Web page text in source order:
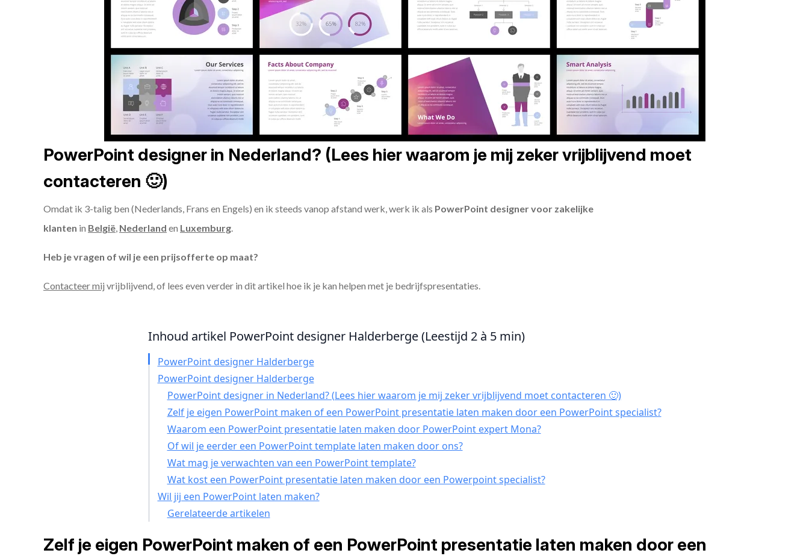
PowerPoint designer in Nederland? (Lees hier waarom je mij zeker vrijblijvend moet
contacteren 🙂)
Omdat ik 3-talig ben (Nederlands, Frans en Engels) en ik steeds vanop afstand werk, werk ik als PowerPoint designer voor zakelijke
klanten in België, Nederland en Luxemburg.
Heb je vragen of wil je een prijsofferte op maat?
Contacteer mij vrijblijvend, of lees even verder in dit artikel hoe ik je kan helpen met je bedrijfspresentaties.
Inhoud artikel PowerPoint designer Halderberge (Leestijd 2 à 5 min)
PowerPoint designer Halderberge
PowerPoint designer Halderberge
PowerPoint designer in Nederland? (Lees hier waarom je mij zeker vrijblijvend moet contacteren 🙂)
Zelf je eigen PowerPoint maken of een PowerPoint presentatie laten maken door een PowerPoint specialist?
Waarom een PowerPoint presentatie laten maken door PowerPoint expert Mona?
Of wil je eerder een PowerPoint template laten maken door ons?
Wat mag je verwachten van een PowerPoint template?
Wat kost een PowerPoint presentatie laten maken door een Powerpoint specialist?
Wil jij een PowerPoint laten maken?
Gerelateerde artikelen
Zelf je eigen PowerPoint maken of een PowerPoint presentatie laten maken door een